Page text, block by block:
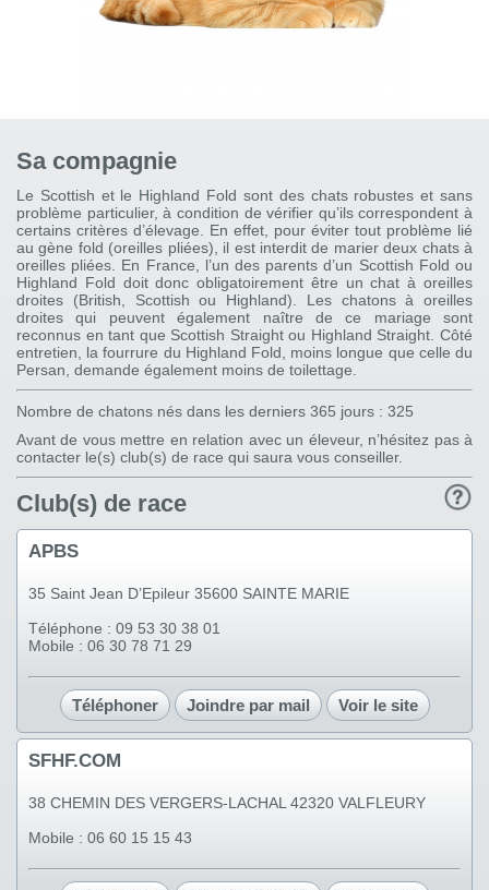
Sa compagnie
Le Scottish et le Highland Fold sont des chats robustes et sans
problème particulier, à condition de vérifier qu’ils correspondent à
certains critères d’élevage. En effet, pour éviter tout problème lié
au gène fold (oreilles pliées), il est interdit de marier deux chats à
oreilles pliées. En France, l’un des parents d’un Scottish Fold ou
Highland Fold doit donc obligatoirement être un chat à oreilles
droites (British, Scottish ou Highland). Les chatons à oreilles
droites qui peuvent également naître de ce mariage sont
reconnus en tant que Scottish Straight ou Highland Straight. Côté
entretien, la fourrure du Highland Fold, moins longue que celle du
Persan, demande également moins de toilettage.
Nombre de chatons nés dans les derniers 365 jours : 325
Avant de vous mettre en relation avec un éleveur, n’hésitez pas à
contacter le(s) club(s) de race qui saura vous conseiller.
Club(s) de race
APBS
35 Saint Jean D’Epileur 35600 SAINTE MARIE
Téléphone : 09 53 30 38 01
Mobile : 06 30 78 71 29
Téléphoner Joindre par mail Voir le site
SFHF.COM
38 CHEMIN DES VERGERS-LACHAL 42320 VALFLEURY
Mobile : 06 60 15 15 43